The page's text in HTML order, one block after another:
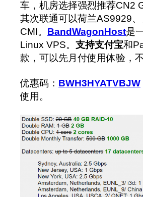
车，机房选择强烈推荐CN2
其次联通可以荷兰AS9929
CMI。 BandWagonHost是
Linux VPS。 支持支付宝和
款，可以先月付使用体验，
优惠码： BWH3HYATVBJW
使用。